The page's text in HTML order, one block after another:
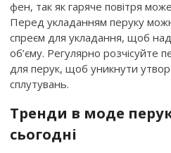
фен, так як гаряче повітря
Перед укладанням перуку
спреєм для укладання, щоб
об’єму. Регулярно розчісуйте
для перук, щоб уникнути
сплутувань.
Тренди в моде
сьогодні